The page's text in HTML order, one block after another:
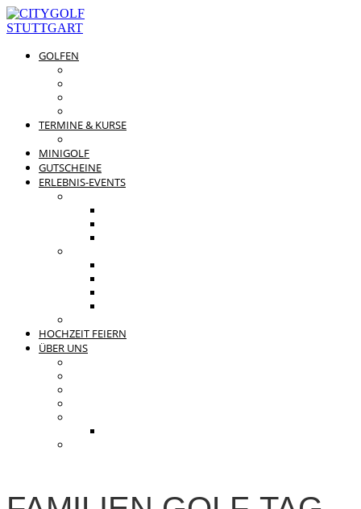
GOLFEN
TERMINE & KURSE
MINIGOLF
GUTSCHEINE
ERLEBNIS-EVENTS
HOCHZEIT FEIERN
ÜBER UNS